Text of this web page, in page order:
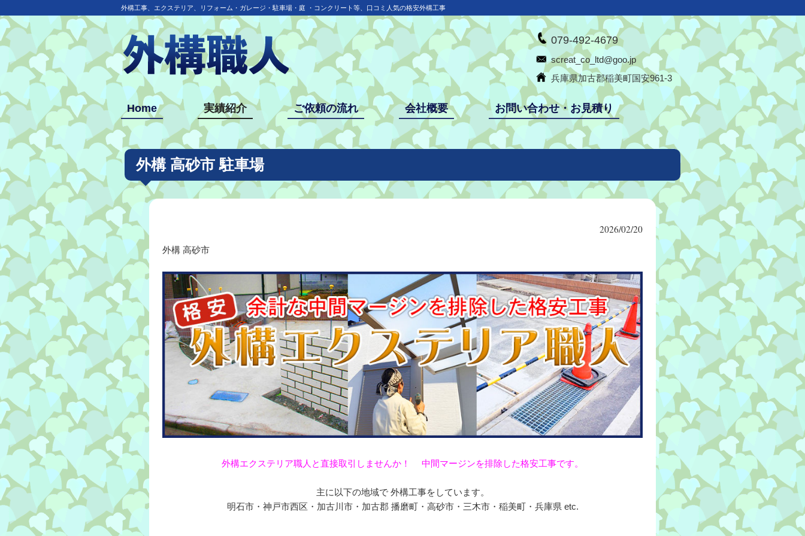
外構工事、エクステリア、リフォーム・ガレージ・駐車場・庭 ・コンクリート等、口コミ人気の格安外構工事
079-492-4679
screat_co_ltd@goo.jp
兵庫県加古郡稲美町国安961-3
Home 実績紹介 ご依頼の流れ 会社概要 お問い合わせ・お見積り
外構 高砂市 駐車場
2026/02/20
外構 高砂市
外構エクステリア職人と直接取引しませんか！ 中間マージンを排除した格安工事です。
主に以下の地域で 外構工事をしています。
明石市・神戸市西区・加古川市・加古郡 播磨町・高砂市・三木市・稲美町・兵庫県 etc.